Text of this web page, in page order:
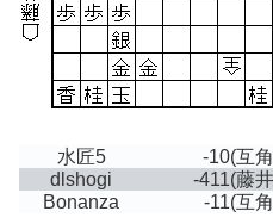
水匠5 -10(互
dlshogi
-411(藤
Bonanza
-11(互